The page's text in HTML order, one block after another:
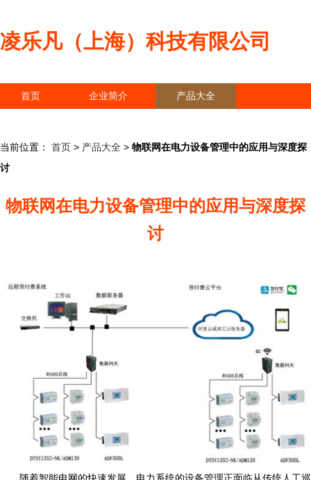
凌乐凡（上海）科技有限公司
首页 企业简介 产品大全
当前位置： 首页 > 产品大全 > 物联网在电力设备管理中的应用与深度探
讨
物联网在电力设备管理中的应用与深度探
讨